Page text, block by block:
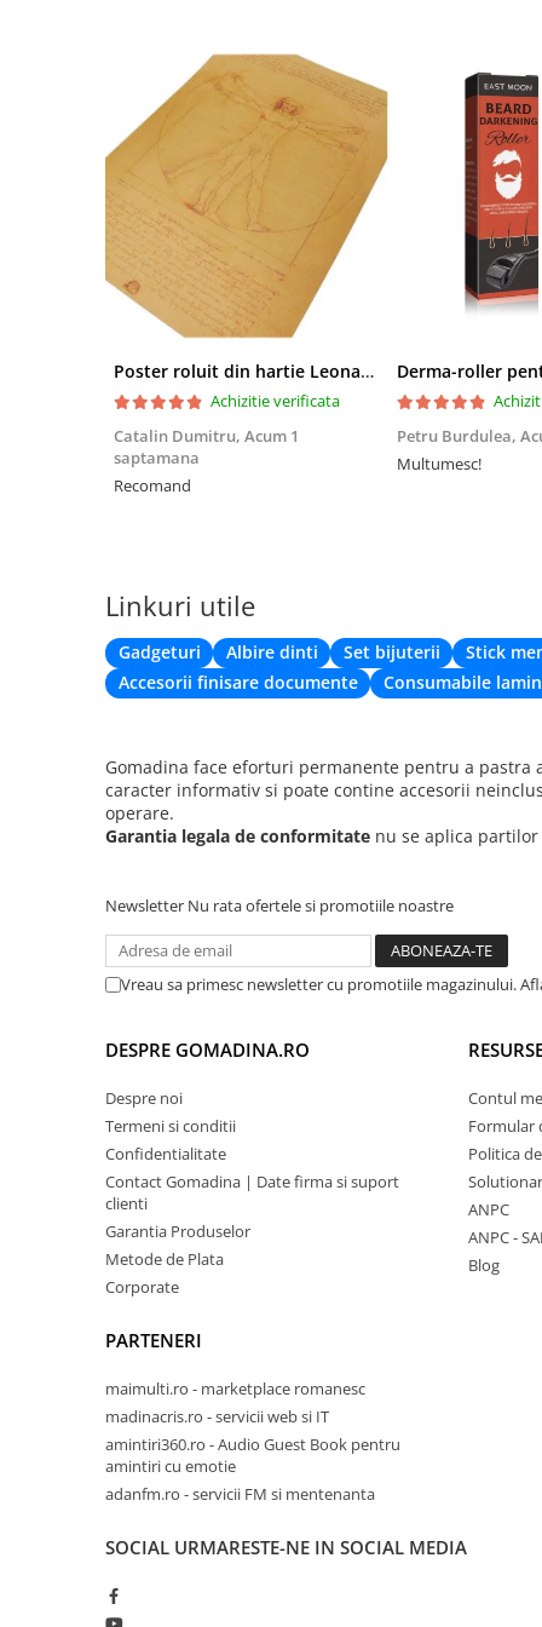
confort pentru utilizatori cu dimensiuni diferite ale
Unisex și Universal
: Potrivit pentru bărbați și femei,
adaptează ușor oricărei conformații.
Utilizare Multiplă: Ideal pentru activități sportive,
utilizare zilnică pentru protecția și suportul cotului.
suport fără a restricționa mișcarea.
Poster roluit din hartie Leonardo Da Vinci, Vitruvian Man, vintage, 51x35 cm
Achizitie verificata
Catalin Dumitru, Acum 1
saptamana
Recomand
Petru Burdulea,
Multumesc!
Linkuri utile
Gadgeturi Albire dinti Set bijuterii Stick
Accesorii finisare documente
Consumabile
Gomadina face eforturi permanente pentru a
caracter informativ si poate contine accesorii
operare.
Garantia legala de conformitate nu se aplica
Newsletter Nu rata ofertele si promotiile noastre
Vreau sa primesc newsletter cu promotiile magazinului.
DESPRE GOMADINA.RO
Despre noi
Termeni si conditii
Confidentialitate
Contact Gomadina | Date firma si suport
clienti
Garantia Produselor
Metode de Plata
Corporate
PARTENERI
maimulti.ro - marketplace romanesc
madinacris.ro - servicii web si IT
amintiri360.ro - Audio Guest Book pentru
amintiri cu emotie
adanfm.ro - servicii FM si mentenanta
Contul
Formular
Politica
ANPC
ANPC -
Blog
SOCIAL URMARESTE-NE IN SOCIAL MEDIA